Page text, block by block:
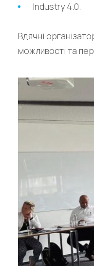
Industry 4.0.
Вдячні
можливості та